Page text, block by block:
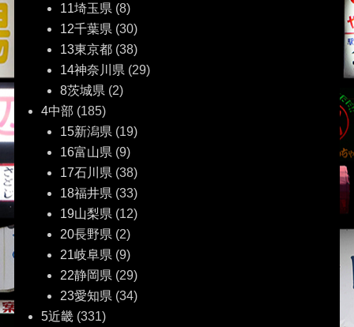
11埼玉県 (8)
12千葉県 (30)
13東京都(38)
14神奈川県 (29)
8茨城県 (2)
4中部 (185)
15新潟県 (19)
16富山県 (9)
17石川県 (38)
18福井県 (33)
19山梨県 (12)
20長野県 (2)
21岐阜県 (9)
22静岡県 (29)
23愛知県 (34)
5近畿(331)